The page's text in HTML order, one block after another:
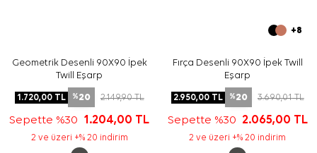
Geometrik Desenli 90X90 İpek
Twill Eşarp
1.720,00TL %20 2.149,90TL
Sepette %30 1.204,00 TL
2 ve üzeri +% 20 indirim
+8
Fırça Desenli 90X90 İpek Twill
Eşarp
2.950,00TL %20 3.690,01TL
Sepette %30 2.065,00 TL
2 ve üzeri +% 20 indirim